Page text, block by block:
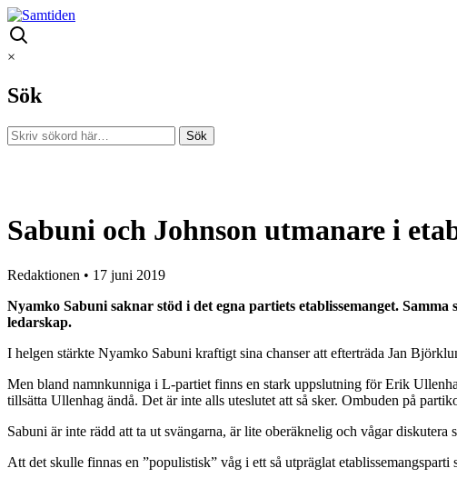
×
Sök
Sabuni och Johnson utmanare i
Redaktionen • 17 juni 2019
Nyamko Sabuni saknar stöd i det egna partiets etablissemanget.
ledarskap.
I helgen stärkte Nyamko Sabuni kraftigt sina chanser att efterträda Jan
Men bland namnkunniga i L-partiet finns en stark uppslutning för Erik
tillsätta Ullenhag ändå. Det är inte alls uteslutet att så sker. Ombuden på
Sabuni är inte rädd att ta ut svängarna, är lite oberäknelig och vågar
Att det skulle finnas en ”populistisk” våg i ett så utpräglat